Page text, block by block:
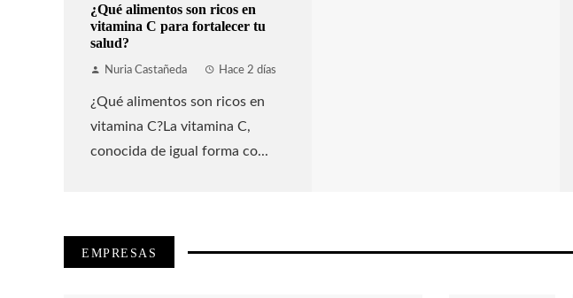
¿Qué alimentos son ricos en
vitamina C para fortalecer tu
salud?
Nuria Castañeda Hace 2 días
¿Qué alimentos son ricos en
vitamina C?La vitamina C,
conocida de igual forma co...
EMPRESAS